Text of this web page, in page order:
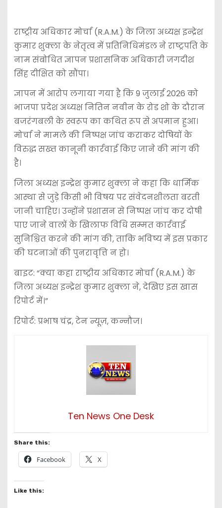
राष्ट्रीय अधिकार मोर्चा (R.A.M.) के जिला अध्यक्ष इन्द्रेश
कुमार शुक्ला के नेतृत्व में प्रतिनिधिमंडल ने राष्ट्रपति के
नाम संबोधित ज्ञापन प्रशासनिक अधिकारी जगदीश
सिंह दीक्षित को सौंपा।
ज्ञापन में आरोप लगाया गया है कि 9 जुलाई 2026 को
भाजपा प्रदेश अध्यक्ष नितिन नवीन के रोड शो के दौरान
बजरंगबली के स्वरूप का कथित रूप से अपमान हुआ।
मोर्चा ने मामले की निष्पक्ष जांच कराकर दोषियों के
विरुद्ध सख्त कानूनी कार्रवाई किए जाने की मांग की
है।
जिला अध्यक्ष इन्द्रेश कुमार शुक्ला ने कहा कि धार्मिक
आस्था से जुड़े किसी भी विषय पर संवेदनशीलता बरती
जानी चाहिए। उन्होंने प्रशासन से निष्पक्ष जांच कर दोषी
पाए जाने वालों के खिलाफ विधि सम्मत कार्रवाई
सुनिश्चित करने की मांग की, ताकि भविष्य में इस प्रकार
की घटनाओं की पुनरावृत्ति न हो।
बाइट: “क्या कहा राष्ट्रीय अधिकार मोर्चा (R.A.M.) के
जिला अध्यक्ष इन्द्रेश कुमार शुक्ला ने, देखिए इस खास
रिपोर्ट में।”
रिपोर्ट: प्रभाष चंद्र, टेन न्यूज़, कन्नौज।
Ten News One Desk
Share this:
Facebook X
Like this: